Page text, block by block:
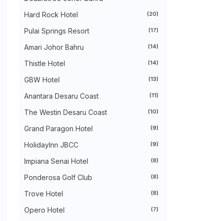
►August 2024(31)
►July 2024(49)
►May 2024(34)
►March 2024(73)
► February 2024
►2023(483)
►November 2023(40)
►September 2023(51)
►August 2023 (41)
July 2023
►June 2023(32)
►April 2023 (29)
►February 2023(42)
►January 2023
►December 2022
Hard Rock Hotel (20)
Pulai Springs Resort (17)
Amari Johor Bahru (14)
Thistle Hotel (14)
GBW Hotel (13)
Anantara Desaru Coast (11)
The Westin Desaru Coast (10)
Grand Paragon Hotel (9)
HolidayInn JBCC (9)
Impiana Senai Hotel (8)
Ponderosa Golf Club (8)
Trove Hotel (8)
Opero Hotel (7)